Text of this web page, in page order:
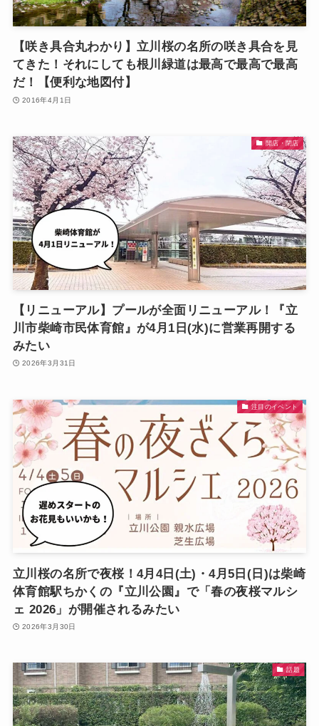
【咲き具合丸わかり】立川桜の名所の咲き具合を見
てきた！それにしても根川緑道は最高で最高で最高
だ！【便利な地図付】
2016年4月1日
開店・閉店
【リニューアル】プールが全面リニューアル！『立
川市柴崎市民体育館』が4月1日(水)に営業再開する
みたい
2026年3月31日
注目のイベント
立川桜の名所で夜桜！4月4日(土)・4月5日(日)は柴崎
体育館駅ちかくの『立川公園』で「春の夜桜マルシ
ェ 2026」が開催されるみたい
2026年3月30日
話題